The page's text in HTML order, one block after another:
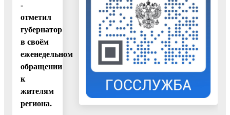
-
отметил
губернатор
в своём
еженедельном
обращении
к
жителям
региона.